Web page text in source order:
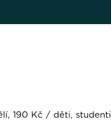
190 Kč / děti, studenti